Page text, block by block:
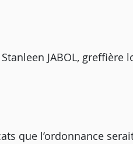
JABOL, greffière
que l’ordonnance